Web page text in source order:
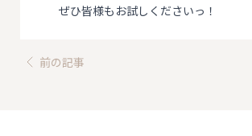
ぜひ皆様もお試しくださいっ！
前の記事